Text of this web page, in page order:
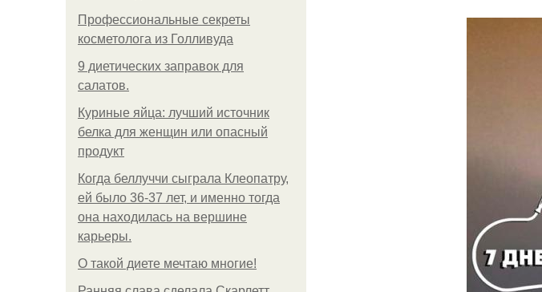
Профессиональные секреты
косметолога из Голливуда
9 диетических заправок для
салатов.
Куриные яйца: лучший источник
белка для женщин или опасный
продукт
Когда беллуччи сыграла Клеопатру,
ей было 36-37 лет, и именно тогда
она находилась на вершине
карьеры.
О такой диете мечтаю многие!